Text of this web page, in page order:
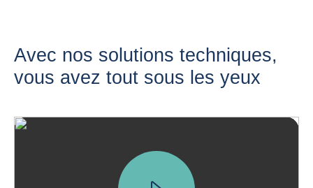
Avec nos solutions techniques,
vous avez tout sous les yeux